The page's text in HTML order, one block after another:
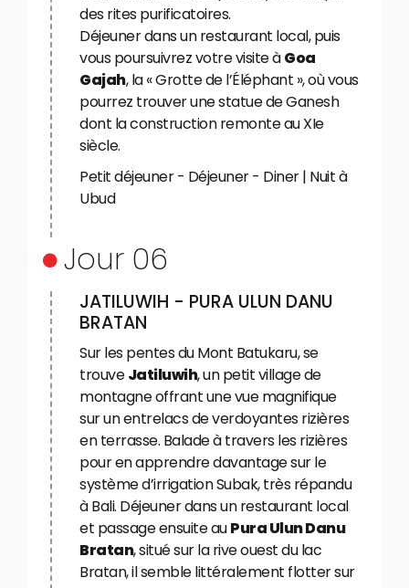
des rites purificatoires.
Déjeuner dans un restaurant local, puis
vous poursuivrez votre visite àGoa
Gajah, la « Grotte de l’Éléphant », où vous
pourrez trouver une statue de Ganesh
dont la construction remonte au XIe
siècle.
Petit déjeuner - Déjeuner - Diner | Nuit à
Ubud
Jour 06
JATILUWIH - PURA ULUN DANU
BRATAN
Sur les pentes du Mont Batukaru, se
trouveJatiluwih, un petit village de
montagne offrant une vue magnifique
sur un entrelacs de verdoyantes rizières
en terrasse. Balade à travers les rizières
pour en apprendre davantage sur le
système d’irrigation Subak, très répandu
à Bali. Déjeuner dans un restaurant local
et passage ensuite auPura Ulun Danu
Bratan, situé sur la rive ouest du lac
Bratan, il semble littéralement flotter sur